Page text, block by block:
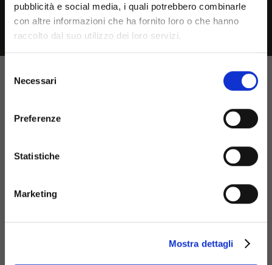
pubblicità e social media, i quali potrebbero combinarle
con altre informazioni che ha fornito loro o che hanno
raccolto dal suo utilizzo dei loro servizi.
delNecessari
Preferenze
Statistiche
Marketing
Mostra dettagli
It seems that you are
browsing in a country other
country or geographical are
current products and